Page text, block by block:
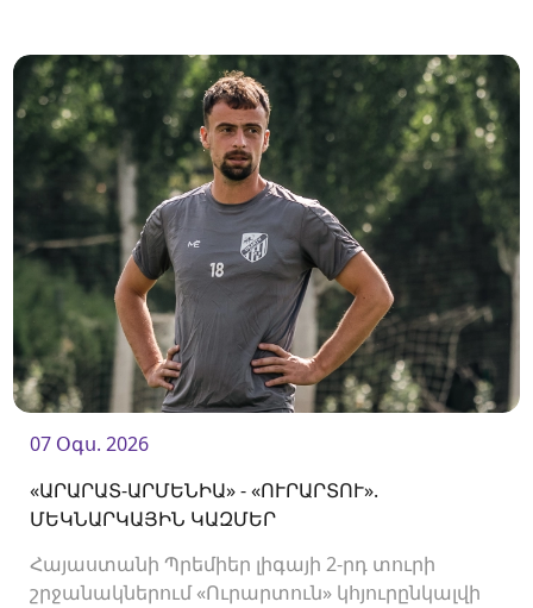
07 Օգս. 2026
«ԱՐԱՐԱՏ-ԱՐՄԵՆԻԱ» - «ՈՒՐԱՐՏՈՒ».
ՄԵԿՆԱՐԿԱՅԻՆ ԿԱԶՄԵՐ
Հայաստանի Պրեմիեր լիգայի 2-րդ տուրի
շրջանակներում «Ուրարտուն» կհյուրընկալվի